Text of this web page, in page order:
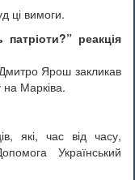
ці вимоги.
реакція
Дмитро Ярош закликав
на Марківа.
які, час від часу,
Український